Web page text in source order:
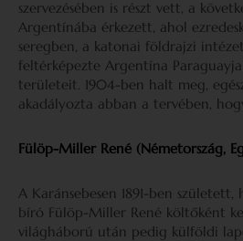
szervezésében is részt vett, a
Argentínába érkezett, ahol
seregben, a katonai földrajzi
feltérképezte Argentína
területeit. 1904-ben halt meg,
akadályozta abban a tervében,
Fülöp-Miller René (Németország,
A Karánsebesen 1891-ben
bíró Fülöp-Miller René költőként
világháború után pedig külföldi